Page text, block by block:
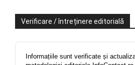
Verificare / întreținere editorială
Informațiile sunt verificate și